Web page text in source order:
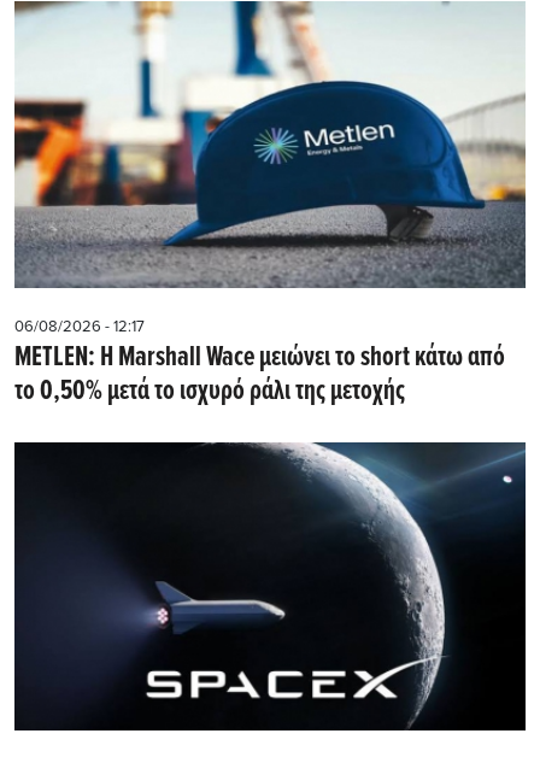
06/08/2026 - 12:17
METLEN: Η Marshall Wace μειώνει το short κάτω από
το 0,50% μετά το ισχυρό ράλι της μετοχής